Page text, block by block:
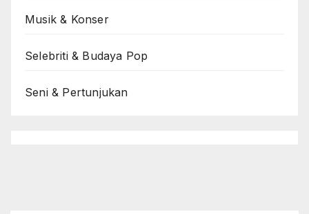
Musik & Konser
Selebriti & Budaya Pop
Seni & Pertunjukan